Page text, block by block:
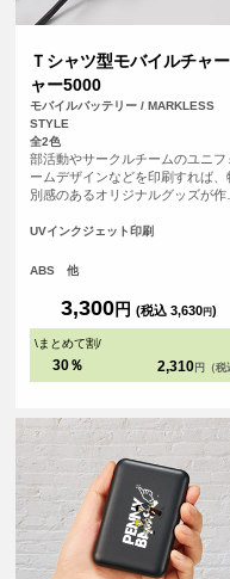
Ｔシャツ型モバイルチャ
ャー5000
モバイルバッテリー / MARKLESS
STYLE
全2色
部活動やサークルチームのユニフ
ームデザインなどを印刷すれば、
別感のあるオリジナルグッズが作
周年記念のほか、アーティストの
アイテムです。
UVインクジェット印刷
ABS 他
3,300円 (税込 3,630円)
\まとめて割/
30％ 2,310 円（税